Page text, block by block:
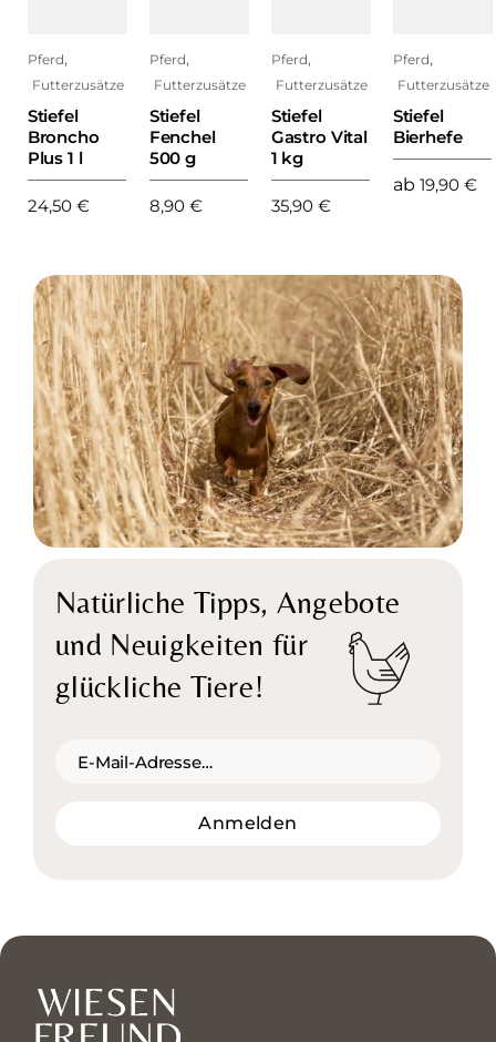
Pferd,
Futterzusätze
Stiefel
Broncho
Plus 1 l
24,50 €
Pferd,
Futterzusätze
Stiefel
Fenchel
500 g
8,90 €
Pferd,
Futterzusätze
Stiefel
Gastro Vital
1 kg
35,90 €
Pferd,
Futterzusätze
Stiefel
Bierhefe
ab 19,90 €
Natürliche Tipps, Angebote
und Neuigkeiten für
glückliche Tiere!
Anmelden